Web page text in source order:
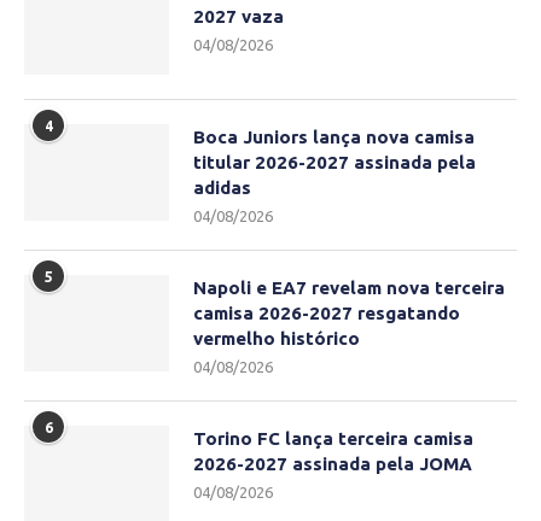
2027 vaza
04/08/2026
4
Boca Juniors lança nova camisa
titular 2026-2027 assinada pela
adidas
04/08/2026
5
Napoli e EA7 revelam nova terceira
camisa 2026-2027 resgatando
vermelho histórico
04/08/2026
6
Torino FC lança terceira camisa
2026-2027 assinada pela JOMA
04/08/2026